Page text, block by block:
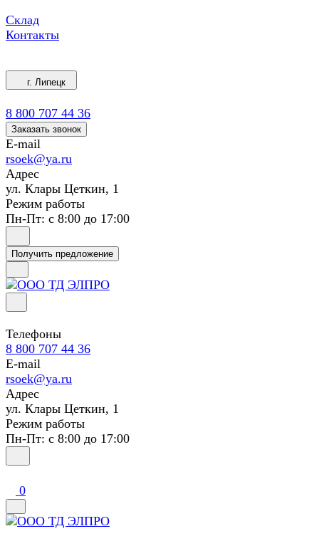
Склад
Контакты
г. Липецк
8 800 707 44 36
Заказать звонок
E-mail
rsoek@ya.ru
Адрес
ул. Клары Цеткин, 1
Режим работы
Пн-Пт: с 8:00 до 17:00
Получить предложение
Телефоны
8 800 707 44 36
E-mail
rsoek@ya.ru
Адрес
ул. Клары Цеткин, 1
Режим работы
Пн-Пт: с 8:00 до 17:00
0